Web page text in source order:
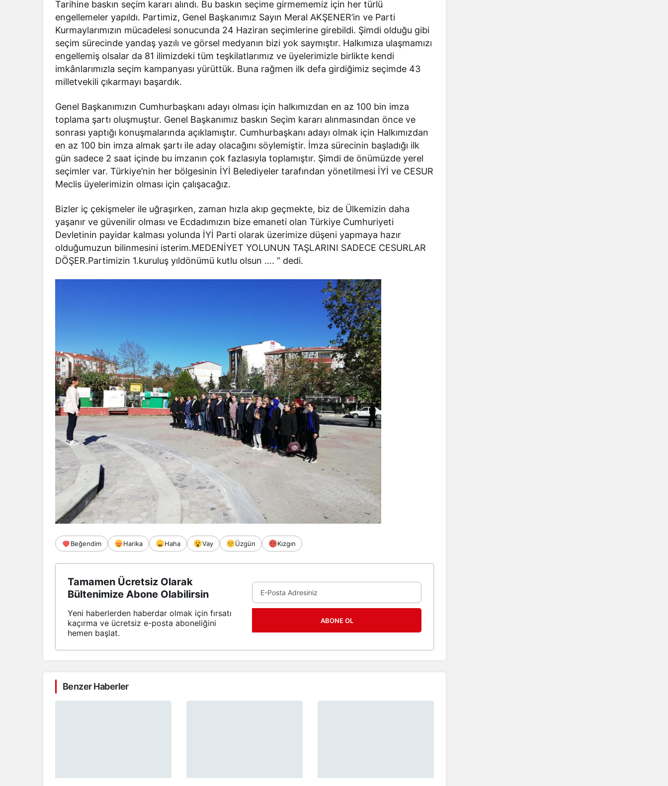
Tarihine baskın seçim kararı alındı. Bu baskın seçime girmememiz için her türlü
engellemeler yapıldı. Partimiz, Genel Başkanımız Sayın Meral AKŞENER’in ve Parti
Kurmaylarımızın mücadelesi sonucunda 24 Haziran seçimlerine girebildi. Şimdi olduğu gibi
seçim sürecinde yandaş yazılı ve görsel medyanın bizi yok saymıştır. Halkımıza ulaşmamızı
engellemiş olsalar da 81 ilimizdeki tüm teşkilatlarımız ve üyelerimizle birlikte kendi
imkânlarımızla seçim kampanyası yürüttük. Buna rağmen ilk defa girdiğimiz seçimde 43
milletvekili çıkarmayı başardık.
Genel Başkanımızın Cumhurbaşkanı adayı olması için halkımızdan en az 100 bin imza
toplama şartı oluşmuştur. Genel Başkanımız baskın Seçim kararı alınmasından önce ve
sonrası yaptığı konuşmalarında açıklamıştır. Cumhurbaşkanı adayı olmak için Halkımızdan
en az 100 bin imza almak şartı ile aday olacağını söylemiştir. İmza sürecinin başladığı ilk
gün sadece 2 saat içinde bu imzanın çok fazlasıyla toplamıştır. Şimdi de önümüzde yerel
seçimler var. Türkiye’nin her bölgesinin İYİ Belediyeler tarafından yönetilmesi İYİ ve CESUR
Meclis üyelerimizin olması için çalışacağız.
Bizler iç çekişmeler ile uğraşırken, zaman hızla akıp geçmekte, biz de Ülkemizin daha
yaşanır ve güvenilir olması ve Ecdadımızın bize emaneti olan Türkiye Cumhuriyeti
Devletinin payidar kalması yolunda İYİ Parti olarak üzerimize düşeni yapmaya hazır
olduğumuzun bilinmesini isterim.MEDENİYET YOLUNUN TAŞLARINI SADECE CESURLAR
DÖŞER.Partimizin 1.kuruluş yıldönümü kutlu olsun …. ” dedi.
Beğendim Harika Haha Vay Üzgün Kızgın
Tamamen Ücretsiz Olarak
Bültenimize Abone Olabilirsin
Yeni haberlerden haberdar olmak için fırsatı
kaçırma ve ücretsiz e-posta aboneliğini
hemen başlat.
ABONE OL
Benzer Haberler